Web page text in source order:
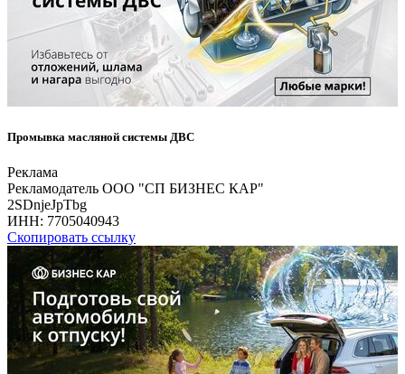
Промывка масляной системы ДВС
Реклама
Рекламодатель ООО "СП БИЗНЕС КАР"
2SDnjeJpTbg
ИНН: 7705040943
Скопировать ссылку